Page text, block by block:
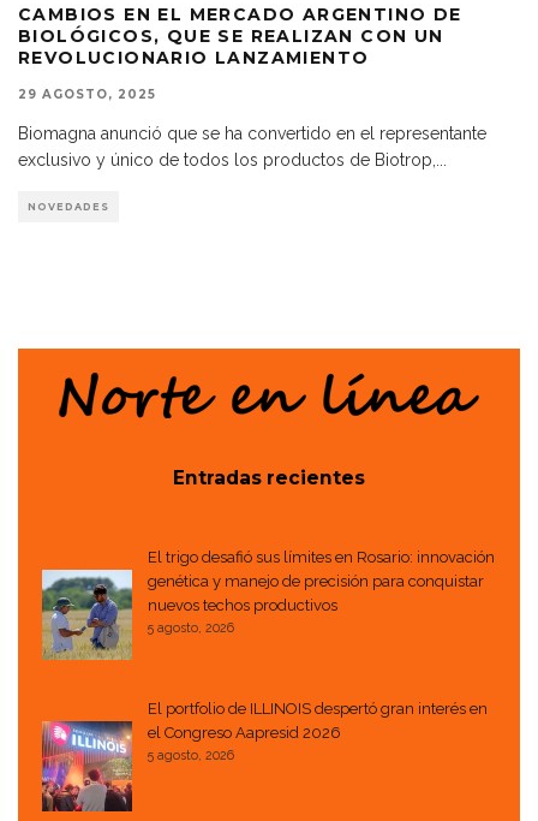
CAMBIOS EN EL MERCADO ARGENTINO DE
BIOLÓGICOS, QUE SE REALIZAN CON UN
REVOLUCIONARIO LANZAMIENTO
29 AGOSTO, 2025
Biomagna anunció que se ha convertido en el representante
exclusivo y único de todos los productos de Biotrop,
NOVEDADES
Entradas recientes
El trigo desafió sus límites en Rosario: innovación
genética y manejo de precisión para conquistar
nuevos techos productivos
5 agosto, 2026
El portfolio de ILLINOIS despertó gran interés en
el Congreso Aapresid 2026
5 agosto, 2026